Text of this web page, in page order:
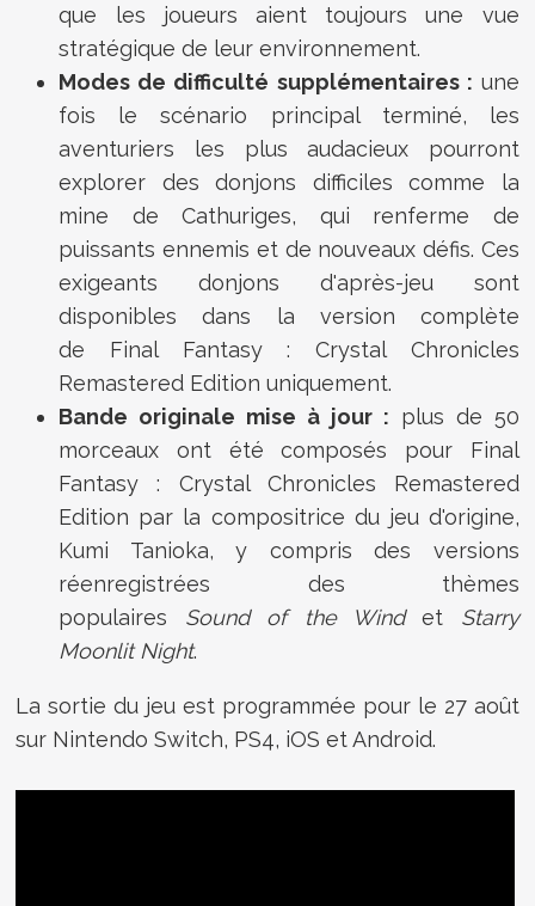
que les joueurs aient toujours une vue
stratégique de leur environnement.
Modes de difficulté supplémentaires : une
fois le scénario principal terminé, les
aventuriers les plus audacieux pourront
explorer des donjons difficiles comme la
mine de Cathuriges, qui renferme de
puissants ennemis et de nouveaux défis. Ces
exigeants donjons d'après-jeu sont
disponibles dans la version complète
de Final Fantasy : Crystal Chronicles
Remastered Edition uniquement.
Bande originale mise à jour : plus de 50
morceaux ont été composés pour Final
Fantasy : Crystal Chronicles Remastered
Edition par la compositrice du jeu d'origine,
Kumi Tanioka, y compris des versions
réenregistrées des thèmes
populaires Sound of the Windet Starry
Moonlit Night.
La sortie du jeu est programmée pour le 27 août
sur Nintendo Switch, PS4, iOS et Android.